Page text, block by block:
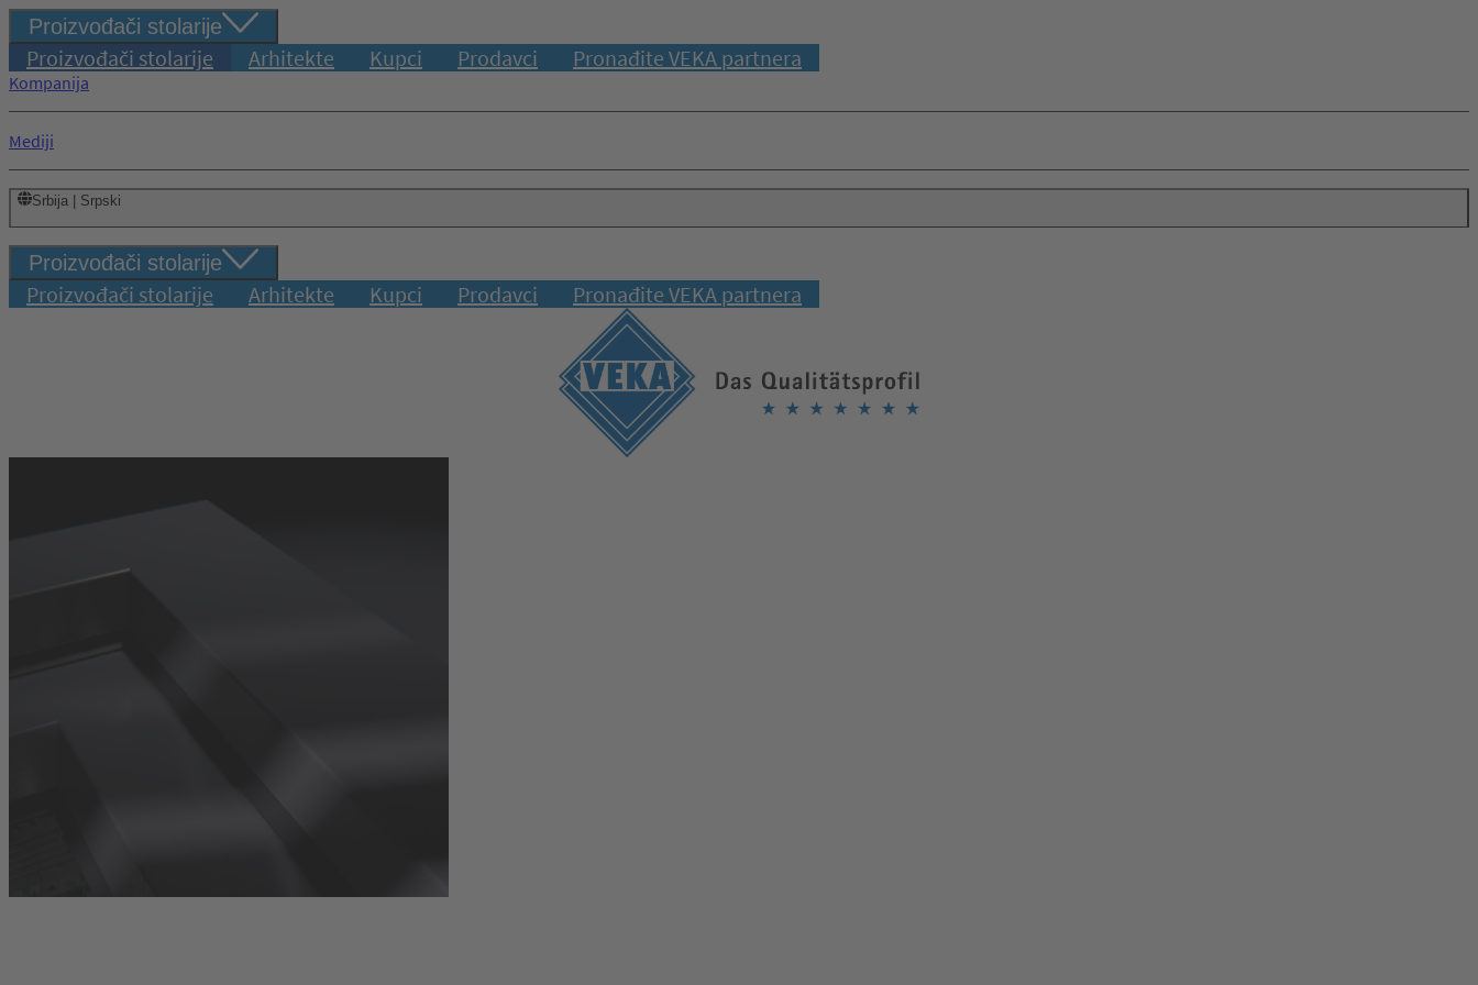
Proizvođači stolarije
Proizvođači stolarije Arhitekte Kupci Prodavci Pronađite VEKA partnera
Kompanija
Mediji
Srbija | Srpski
Proizvođači stolarije
Proizvođači stolarije Arhitekte Kupci Prodavci Pronađite VEKA partnera